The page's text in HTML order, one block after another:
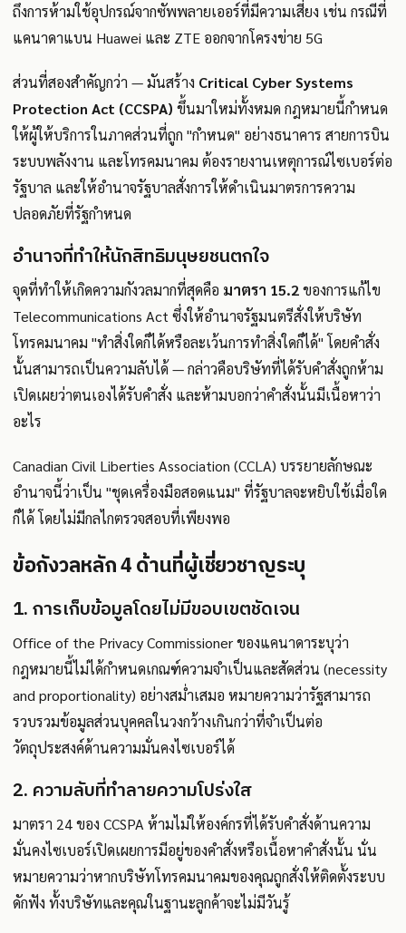
ถึงการห้ามใช้อุปกรณ์จากซัพพลายเออร์ที่มีความเสี่ยง เช่น กรณีที่
แคนาดาแบน Huawei และ ZTE ออกจากโครงข่าย 5G
ส่วนที่สองสำคัญกว่า — มันสร้าง Critical Cyber Systems
Protection Act (CCSPA) ขึ้นมาใหม่ทั้งหมด กฎหมายนี้กำหนด
ให้ผู้ให้บริการในภาคส่วนที่ถูก "กำหนด" อย่างธนาคาร สายการบิน
ระบบพลังงาน และโทรคมนาคม ต้องรายงานเหตุการณ์ไซเบอร์ต่อ
รัฐบาล และให้อำนาจรัฐบาลสั่งการให้ดำเนินมาตรการความ
ปลอดภัยที่รัฐกำหนด
อำนาจที่ทำให้นักสิทธิมนุษยชนตกใจ
จุดที่ทำให้เกิดความกังวลมากที่สุดคือ มาตรา 15.2ของการแก้ไข
Telecommunications Act ซึ่งให้อำนาจรัฐมนตรีสั่งให้บริษัท
โทรคมนาคม "ทำสิ่งใดก็ได้หรือละเว้นการทำสิ่งใดก็ได้" โดยคำสั่ง
นั้นสามารถเป็นความลับได้ — กล่าวคือบริษัทที่ได้รับคำสั่งถูกห้าม
เปิดเผยว่าตนเองได้รับคำสั่ง และห้ามบอกว่าคำสั่งนั้นมีเนื้อหาว่า
อะไร
Canadian Civil Liberties Association (CCLA) บรรยายลักษณะ
อำนาจนี้ว่าเป็น "ชุดเครื่องมือสอดแนม" ที่รัฐบาลจะหยิบใช้เมื่อใด
ก็ได้ โดยไม่มีกลไกตรวจสอบที่เพียงพอ
ข้อกังวลหลัก 4 ด้านที่ผู้เชี่ยวชาญระบุ
1. การเก็บข้อมูลโดยไม่มีขอบเขตชัดเจน
Office of the Privacy Commissioner ของแคนาดาระบุว่า
กฎหมายนี้ไม่ได้กำหนดเกณฑ์ความจำเป็นและสัดส่วน (necessity
and proportionality) อย่างสม่ำเสมอ หมายความว่ารัฐสามารถ
รวบรวมข้อมูลส่วนบุคคลในวงกว้างเกินกว่าที่จำเป็นต่อ
วัตถุประสงค์ด้านความมั่นคงไซเบอร์ได้
2. ความลับที่ทำลายความโปร่งใส
มาตรา 24 ของ CCSPA ห้ามไม่ให้องค์กรที่ได้รับคำสั่งด้านความ
มั่นคงไซเบอร์เปิดเผยการมีอยู่ของคำสั่งหรือเนื้อหาคำสั่งนั้น นั่น
หมายความว่าหากบริษัทโทรคมนาคมของคุณถูกสั่งให้ติดตั้งระบบ
ดักฟัง ทั้งบริษัทและคุณในฐานะลูกค้าจะไม่มีวันรู้